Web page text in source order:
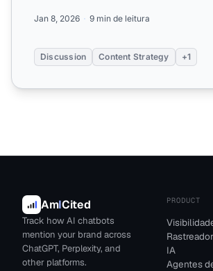
Jan 8, 2026 9 min de leitura
Discussion Content Strategy +1
AmICited
Track how AI chatbots
mention your brand across
ChatGPT, Perplexity, and
other platforms.
PRODUCT
IA
Agentes